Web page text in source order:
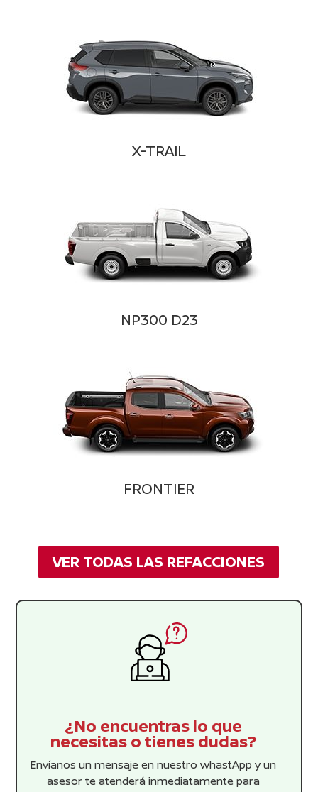
X-TRAIL
NP300 D23
FRONTIER
VER TODAS LAS REFACCIONES
¿No encuentras lo que
necesitas o tienes dudas?
Envíanos un mensaje en nuestro whastApp y un
asesor te atenderá inmediatamente para